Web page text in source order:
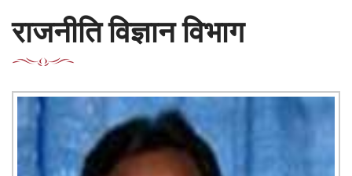
राजनीति विज्ञान विभाग